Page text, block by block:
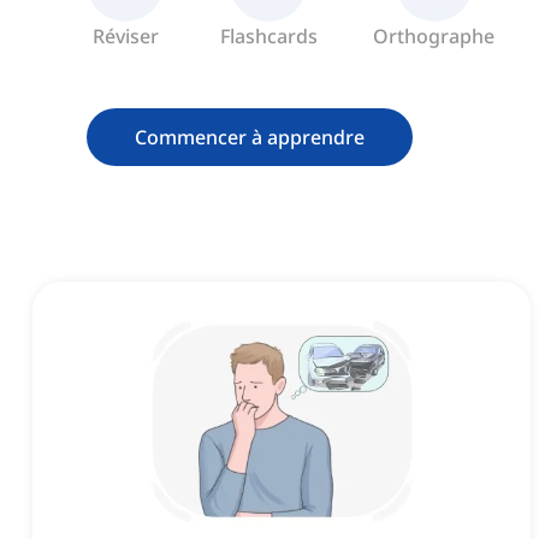
Réviser Flashcards Orthographe
Commencer à apprendre